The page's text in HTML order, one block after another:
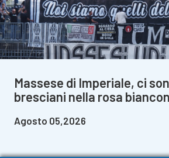
Massese di Imperiale, ci
bresciani nella rosa
Agosto 05,2026